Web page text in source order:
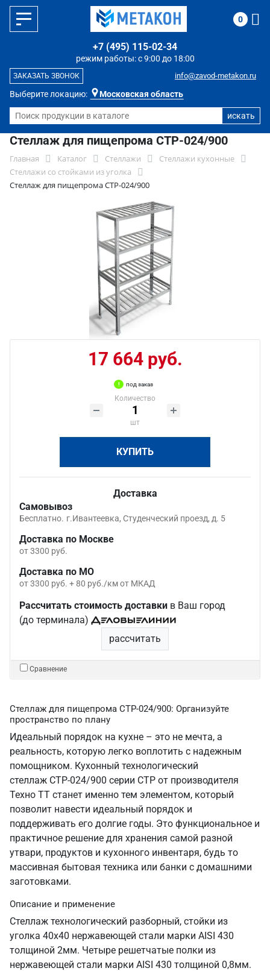
Выберите локацию: Московская область
режим работы: с 9:00 до 18:00
+7 (495) 115-02-34
info@zavod-metakon.ru
ЗАКАЗАТЬ ЗВОНОК
0
Стеллаж для пищепрома СТР-024/900
Главная Каталог Стеллажи
Стеллажи кухонные
Стеллажи со стойками из уголка
Стеллаж для пищепрома СТР-024/900
17 664 руб.
под заказ
Количество
шт
КУПИТЬ
Доставка
Самовывоз
Бесплатно. г.Ивантеевка, Студенческий проезд, д. 5
Доставка по Москве
от 3300 руб.
Доставка по МО
от 3300 руб. + 80 руб./км от МКАД
Рассчитать стоимость доставки в Ваш город
(до терминала)
рассчитать
Сравнение
Стеллаж для пищепрома СТР-024/900: Организуйте
пространство по плану
Идеальный порядок на кухне – это не мечта, а
реальность, которую легко воплотить с надежным
помощником. Кухонный технологический
стеллаж СТР-024/900 серии СТР от производителя
Техно ТТ станет именно тем элементом, который
позволит навести идеальный порядок и
поддерживать его долгие годы. Это функциональное и
практичное решение для хранения самой разной
утвари, продуктов и кухонного инвентаря, будь то
массивная бытовая техника или банки с домашними
заготовками.
Описание и применение
Стеллаж технологический разборный, стойки из
уголка 40х40 нержавеющей стали марки AISI 430
толщиной 2мм. Четыре решетчатые полки из
нержавеющей стали марки AISI 430 толщиной 0,8мм.